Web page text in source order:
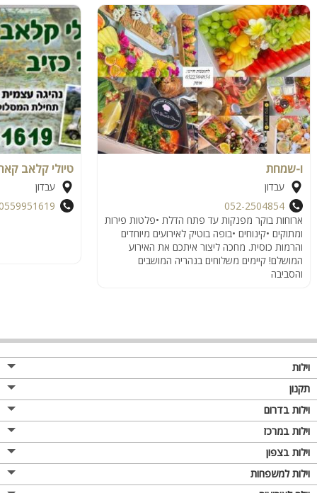
ו-שמחת
עבדון
052-2504854
ארוחות בוקר מפנקות עד פתח הדלת •פלטות פירות
ומתוקים •קינוחים •בופה בוטיק לאירועים מיוחדים
והרמות כוסית. מחכה ליצור איתכם את האירוע
המושלם! קיימים משלוחים בנהריה המושבים
והסביבה
טיולי קלאב
עבדון
וילות
תקנון
וילות בדרום
וילות במרכז
וילות בצפון
וילות למשפחות